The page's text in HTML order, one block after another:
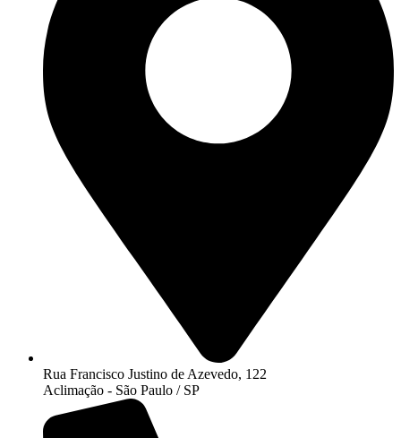
Rua Francisco Justino de Azevedo, 122
Aclimação - São Paulo / SP